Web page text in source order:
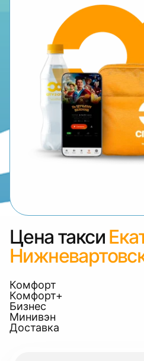
Цена такси
Комфорт
Комфорт+
Бизнес
Минивэн
Доставка